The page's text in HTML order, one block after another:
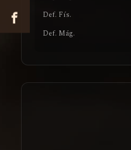
Def. Fís.
Def. Mág.